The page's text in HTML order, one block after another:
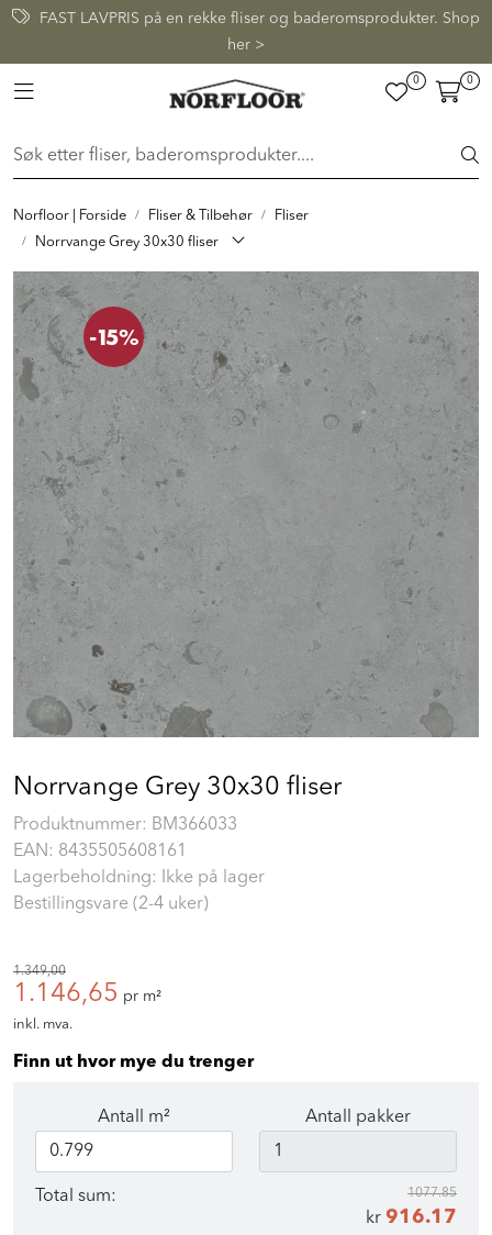
Skip to main content
FAST LAVPRIS på en rekke fliser og baderomsprodukter. Shop
her >
Toggle navigation
0 0
Norfloor | Forside Fliser & Tilbehør
Fliser
Norrvange Grey 30x30 fliser
-15%
Norrvange Grey 30x30 fliser
Produktnummer: BM366033
EAN: 8435505608161
Lagerbeholdning: Ikke på lager
Bestillingsvare (2-4 uker)
1.349,00
1.146,65 pr m²
inkl. mva.
Finn ut hvor mye du trenger
Antall m² Antall pakker
Total sum: 1077.85
kr 916.17
FLISER & TILBEHØR
BADEROM
INTERIØR
INSPIRASJON
Lenker
Butikker
Proff
Prosjekt
Still et spørsmål
Favoritter ( )
Min side
Logg inn